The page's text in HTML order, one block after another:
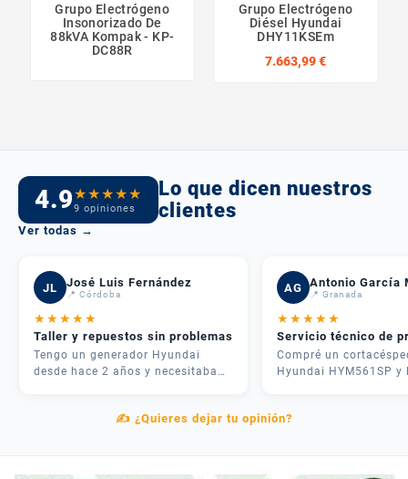
Grupo Electrógeno
Insonorizado De
88kVA Kompak - KP-
DC88R
Grupo Electrógeno
Diésel Hyundai
DHY11KSEm
7.663,99 €
4.9★★★★★
9 opiniones
Lo que dicen nuestros
clientes
Ver todas →
JL José Luis Fernández
📍 Córdoba
★★★★★
Taller y repuestos sin problemas
Tengo un generador Hyundai
desde hace 2 años y necesitaba
claro y en 3 días lo tenía como
AG Antonio García
📍 Granada
★★★★★
Servicio técnico de
Compré un
Hyundai HYM561SP y
teléfono y me
✍️ ¿Quieres dejar tu opinión?